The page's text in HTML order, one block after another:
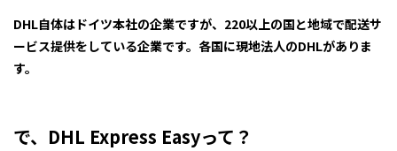
DHL自体はドイツ本社の企業ですが、220以上の国と地域で配送サ
ービス提供をしている企業です。各国に現地法人のDHLがありま
す。
で、DHL Express Easyって？